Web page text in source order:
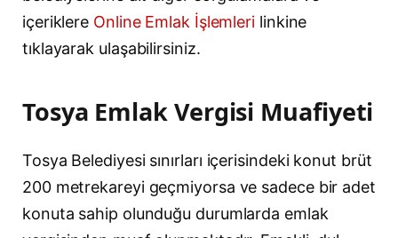
içeriklere Online Emlak İşlemleri linkine
tıklayarak ulaşabilirsiniz.
Tosya Emlak Vergisi Muafiyeti
Tosya Belediyesi sınırları içerisindeki konut brüt
200 metrekareyi geçmiyorsa ve sadece bir adet
konuta sahip olunduğu durumlarda emlak